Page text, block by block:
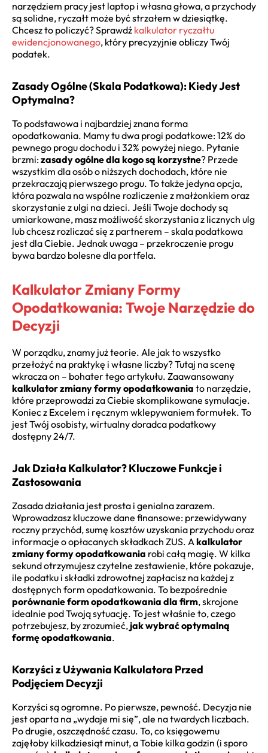
narzędziem pracy jest laptop i własna głowa, a przychody
są solidne, ryczałt może być strzałem w dziesiątkę.
Chcesz to policzyć? Sprawdź kalkulator ryczałtu
ewidencjonowanego, który precyzyjnie obliczy Twój
podatek.
Zasady Ogólne (Skala Podatkowa): Kiedy Jest
Optymalna?
To podstawowa i najbardziej znana forma
opodatkowania. Mamy tu dwa progi podatkowe: 12% do
pewnego progu dochodu i 32% powyżej niego. Pytanie
brzmi:zasady ogólne dla kogo są korzystne? Przede
wszystkim dla osób o niższych dochodach, które nie
przekraczają pierwszego progu. To także jedyna opcja,
która pozwala na wspólne rozliczenie z małżonkiem oraz
skorzystanie z ulgi na dzieci. Jeśli Twoje dochody są
umiarkowane, masz możliwość skorzystania z licznych ulg
lub chcesz rozliczać się z partnerem – skala podatkowa
jest dla Ciebie. Jednak uwaga – przekroczenie progu
bywa bardzo bolesne dla portfela.
Kalkulator Zmiany Formy
Opodatkowania: Twoje Narzędzie do
Decyzji
W porządku, znamy już teorie. Ale jak to wszystko
przełożyć na praktykę i własne liczby? Tutaj na scenę
wkracza on – bohater tego artykułu. Zaawansowany
kalkulator zmiany formy opodatkowania to narzędzie,
które przeprowadzi za Ciebie skomplikowane symulacje.
Koniec z Excelem i ręcznym wklepywaniem formułek. To
jest Twój osobisty, wirtualny doradca podatkowy
dostępny 24/7.
Jak Działa Kalkulator? Kluczowe Funkcje i
Zastosowania
Zasada działania jest prosta i genialna zarazem.
Wprowadzasz kluczowe dane finansowe: przewidywany
roczny przychód, sumę kosztów uzyskania przychodu oraz
informacje o opłacanych składkach ZUS. A kalkulator
zmiany formy opodatkowania robi całą magię. W kilka
sekund otrzymujesz czytelne zestawienie, które pokazuje,
ile podatku i składki zdrowotnej zapłacisz na każdej z
dostępnych form opodatkowania. To bezpośrednie
porównanie form opodatkowania dla firm, skrojone
idealnie pod Twoją sytuację. To jest właśnie to, czego
potrzebujesz, by zrozumieć, jak wybrać optymalną
formę opodatkowania.
Korzyści z Używania Kalkulatora Przed
Podjęciem Decyzji
Korzyści są ogromne. Po pierwsze, pewność. Decyzja nie
jest oparta na „wydaje mi się”, ale na twardych liczbach.
Po drugie, oszczędność czasu. To, co księgowemu
zajęłoby kilkadziesiąt minut, a Tobie kilka godzin (i sporo